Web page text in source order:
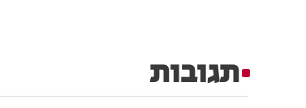
תגובות